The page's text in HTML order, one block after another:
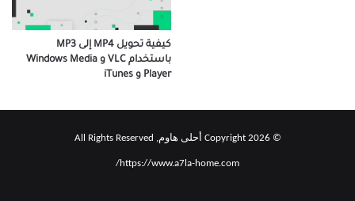
كيفية تحويل MP4 إلى MP3
باستخدام VLC و Windows Media
Player و iTunes
© Copyright 2026 أحلى هاوم, All Rights Reserved
https://www.a7la-home.com/